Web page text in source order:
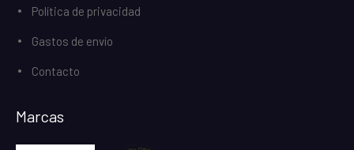
Política de privacidad
Gastos de envío
Contacto
Marcas